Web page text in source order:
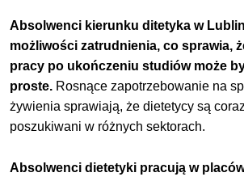
Absolwenci kierunku ditetyka w
możliwości zatrudnienia, co sprawia,
pracy po ukończeniu studiów może
proste. Rosnące zapotrzebowanie na
żywienia sprawiają, że dietetycy są
poszukiwani w różnych sektorach.
Absolwenci dietetyki pracują w